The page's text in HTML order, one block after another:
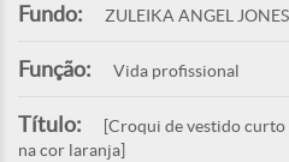
Fundo: ZULEIKA ANGEL
Função: Vida profissional
Título:
[Croqui de vestido
na cor laranja]